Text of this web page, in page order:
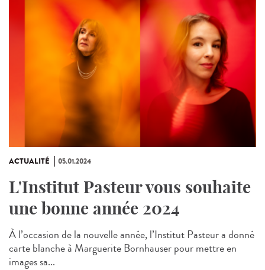
ACTUALITÉ 05.01.2024
L'Institut Pasteur vous souhaite
une bonne année 2024
À l’occasion de la nouvelle année, l’Institut Pasteur a donné
carte blanche à Marguerite Bornhauser pour mettre en
images sa...